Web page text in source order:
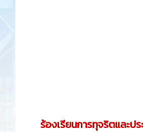
ร้องเรียนการทุจริตและป